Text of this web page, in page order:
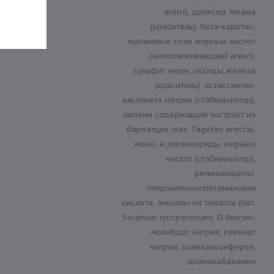
агент), диоксид титана
(краситель), бета-каротин,
магниевые соли жирных кислот
(антислеживающий агент),
сульфат меди, оксиды железа
(краситель), астаксантин,
альгината натрия (стабилизатор),
лютеин содержащий экстракт из
бархатцев (лат. Tagétes erécta),
моно- и диглицериды жирных
кислот (стабилизатор),
ретинилацетат,
птероилмоноглютаминовая
кислота, ликопин из томатов (лат.
Solánum lycopérsicum), D-биотин,
молибдат натрия, селенат
натрия, холекальциферол,
цианокобаламин